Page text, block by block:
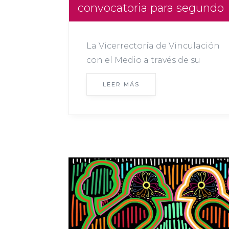
convocatoria para segundo
semestre 2026
La Vicerrectoría de Vinculación
con el Medio a través de su
Departamento de Extensión
de la Sala de Artes y Oficios
Usach...
LEER MÁS